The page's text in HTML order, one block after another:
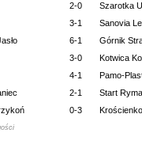
2-0
Szarotka
3-1
Sanovia
6-1
Górnik
3-0
Kotwica
4-1
Pamo-
2-1
Start
0-3